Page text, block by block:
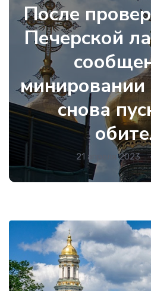
После
Печерской
снова
21 апреля 2023